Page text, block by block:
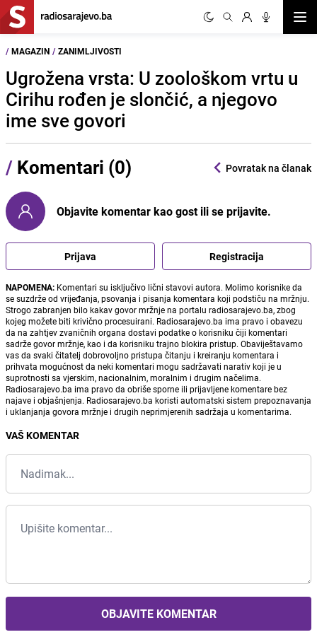
/ MAGAZIN / ZANIMLJIVOSTI
Ugrožena vrsta: U zoološkom vrtu u
Cirihu rođen je slončić, a njegovo
ime sve govori
/ Komentari (0) Povratak na članak
Objavite komentar kao gost ili se prijavite.
Prijava Registracija
NAPOMENA: Komentari su isključivo lični stavovi autora. Molimo korisnike da
se suzdrže od vrijeđanja, psovanja i pisanja komentara koji podstiču na mržnju.
Strogo zabranjen bilo kakav govor mržnje na portalu radiosarajevo.ba, zbog
kojeg možete biti krivično procesuirani. Radiosarajevo.ba ima pravo i obavezu
da na zahtjev zvaničnih organa dostavi podatke o korisniku čiji komentari
sadrže govor mržnje, kao i da korisniku trajno blokira pristup. Obaviještavamo
vas da svaki čitatelj dobrovoljno pristupa čitanju i kreiranju komentara i
prihvata mogućnost da neki komentari mogu sadržavati narativ koji je u
suprotnosti sa vjerskim, nacionalnim, moralnim i drugim načelima.
Radiosarajevo.ba ima pravo da obriše sporne ili prijavljene komentare bez
najave i objašnjenja. Radiosarajevo.ba koristi automatski sistem prepoznavanja
i uklanjanja govora mržnje i drugih neprimjerenih sadržaja u komentarima.
VAŠ KOMENTAR
OBJAVITE KOMENTAR